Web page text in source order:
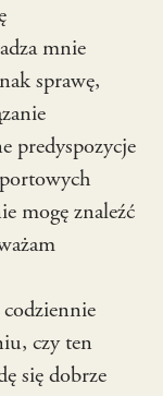
mnie
sprawę,
predyspozycje
mogę znaleźć
czy ten
się dobrze